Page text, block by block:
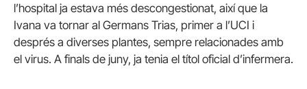
l’hospital ja estava més descongestionat, així que la
Ivana va tornar al Germans Trias, primer a l’UCI i
després a diverses plantes, sempre relacionades amb
el virus. A finals de juny, ja tenia el títol oficial d’infermera.